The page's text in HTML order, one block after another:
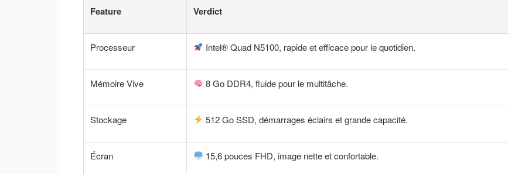
Feature Verdict
Processeur Intel® Quad N5100, rapide et efficace pour le quotidien.
Mémoire Vive 8 Go DDR4, fluide pour le multitâche.
Stockage 512 Go SSD, démarrages éclairs et grande capacité.
Écran 15,6 pouces FHD, image nette et confortable.